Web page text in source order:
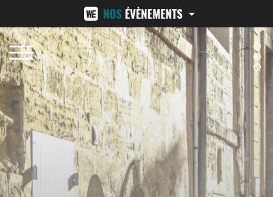
NÎMES URBAN TRAIL
15 FÉVRIER 2026
24H ST-PIERRE
13-14 JUIN 2026
BEZIERS URBAN TRAIL
11 OCTOBRE 2026
LA VENI VICI
7 NOVEMBRE 2026